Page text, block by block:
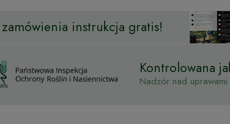
instrukcja gratis!
Kontrolowana
Nadzór nad uprawami